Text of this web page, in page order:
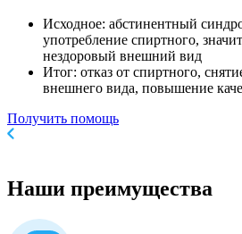
Исходное: абстинентный
употребление спиртного,
нездоровый внешний вид
Итог: отказ от спиртного,
внешнего вида, повышение
Получить помощь
Наши преимущества